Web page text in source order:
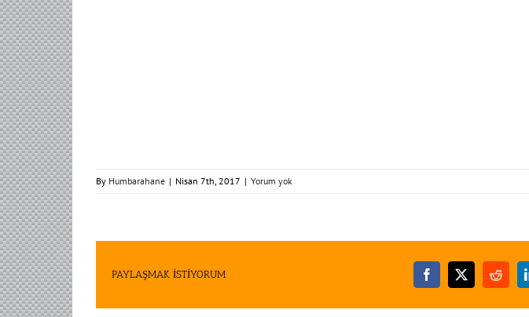
By Humbarahane | Nisan 7th, 2017 | Yorum yok
PAYLAŞMAK İSTİYORUM Facebook
X Reddit